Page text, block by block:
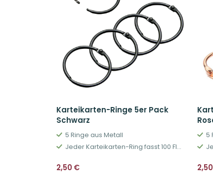
Karteikarten-Ringe 5er Pack
Schwarz
5 Ringe aus Metall
Jeder Karteikarten-Ring fasst 100 Flashcards
2,50€
5
2,50